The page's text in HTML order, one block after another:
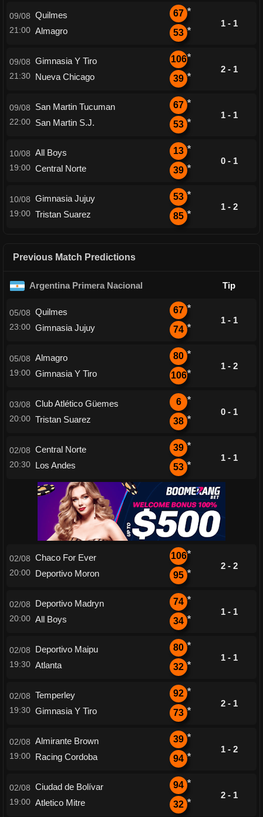
09/08
21:00
Quilmes
Almagro
67 *
53 *
1 - 1
09/08
21:30
Gimnasia Y Tiro
Nueva Chicago
106*
39 *
2 - 1
09/08
22:00
San Martin Tucuman
San Martin S.J.
67 *
53 *
1 - 1
10/08
19:00
All Boys
Central Norte
13 *
39 *
0 - 1
10/08
19:00
Gimnasia Jujuy
Tristan Suarez
53 *
85 *
1 - 2
Previous Match Predictions
Argentina Primera Nacional Tip
05/08
23:00
Quilmes
Gimnasia Jujuy
67 *
74 *
1 - 1
05/08
19:00
Almagro
Gimnasia Y Tiro
80 *
106*
1 - 2
03/08
20:00
Club Atlético Güemes
Tristan Suarez
6 *
38 *
0 - 1
02/08
20:30
Central Norte
Los Andes
39 *
53 *
1 - 1
02/08
20:00
Chaco For Ever
Deportivo Moron
106*
95 *
2 - 2
02/08
20:00
Deportivo Madryn
All Boys
74 *
34 *
1 - 1
02/08
19:30
Deportivo Maipu
Atlanta
80 *
32 *
1 - 1
02/08
19:30
Temperley
Gimnasia Y Tiro
92 *
73 *
2 - 1
02/08
19:00
Almirante Brown
Racing Cordoba
39 *
94 *
1 - 2
02/08
19:00
Ciudad de Bolívar
Atletico Mitre
94 *
32 *
2 - 1